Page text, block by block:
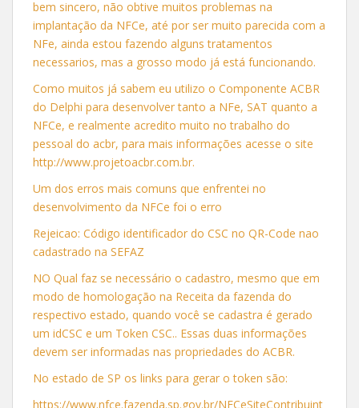
bem sincero, não obtive muitos problemas na
implantação da NFCe, até por ser muito parecida com a
NFe, ainda estou fazendo alguns tratamentos
necessarios, mas a grosso modo já está funcionando.
Como muitos já sabem eu utilizo o Componente ACBR
do Delphi para desenvolver tanto a NFe, SAT quanto a
NFCe, e realmente acredito muito no trabalho do
pessoal do acbr, para mais informações acesse o site
http://www.projetoacbr.com.br.
Um dos erros mais comuns que enfrentei no
desenvolvimento da NFCe foi o erro
Rejeicao: Código identificador do CSC no QR-Code nao
cadastrado na SEFAZ
NO Qual faz se necessário o cadastro, mesmo que em
modo de homologação na Receita da fazenda do
respectivo estado, quando você se cadastra é gerado
um idCSC e um Token CSC.. Essas duas informações
devem ser informadas nas propriedades do ACBR.
No estado de SP os links para gerar o token são:
https://www.nfce.fazenda.sp.gov.br/NFCeSiteContribuint